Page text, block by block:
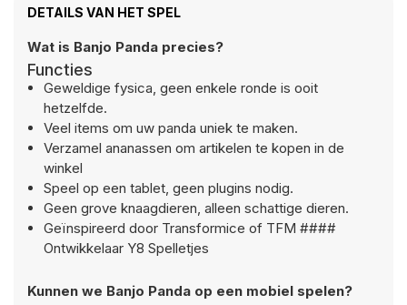
DETAILS VAN HET SPEL
Wat is Banjo Panda precies?
Functies
Geweldige fysica, geen enkele ronde is ooit
hetzelfde.
Veel items om uw panda uniek te maken.
Verzamel ananassen om artikelen te kopen in de
winkel
Speel op een tablet, geen plugins nodig.
Geen grove knaagdieren, alleen schattige dieren.
Geïnspireerd door Transformice of TFM ####
Ontwikkelaar Y8 Spelletjes
Kunnen we Banjo Panda op een mobiel spelen?